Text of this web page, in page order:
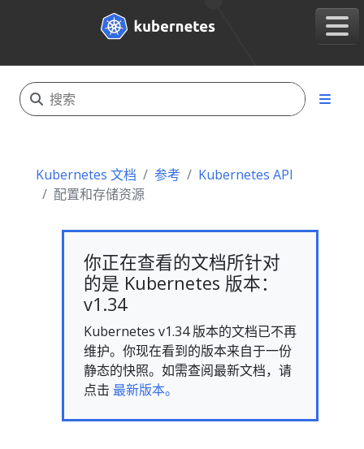
Kubernetes 文档 参考
Kubernetes API
配置和存储资源
你正在查看的文档所针对
的是 Kubernetes 版本：
v1.34
Kubernetes v1.34 版本的文档已不再
维护。你现在看到的版本来自于一份
静态的快照。如需查阅最新文档，请
点击 最新版本。